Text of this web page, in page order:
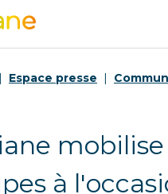
Espace presse
mobilise
à